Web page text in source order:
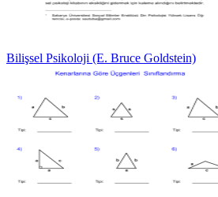
Bilişsel Psikoloji (E. Bruce Goldstein)